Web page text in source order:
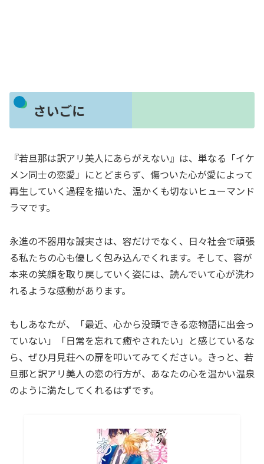
さいごに
『若旦那は訳アリ美人にあらがえない』は、単なる「イケ
メン同士の恋愛」にとどまらず、傷ついた心が愛によって
再生していく過程を描いた、温かくも切ないヒューマンド
ラマです。
永進の不器用な誠実さは、容だけでなく、日々社会で頑張
る私たちの心も優しく包み込んでくれます。そして、容が
本来の笑顔を取り戻していく姿には、読んでいて心が洗わ
れるような感動があります。
もしあなたが、「最近、心から没頭できる恋物語に出会っ
ていない」「日常を忘れて癒やされたい」と感じているな
ら、ぜひ月見荘への扉を叩いてみてください。きっと、若
旦那と訳アリ美人の恋の行方が、あなたの心を温かい温泉
のように満たしてくれるはずです。